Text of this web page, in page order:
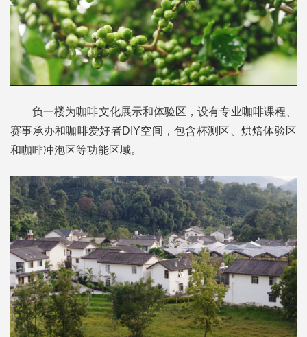
负一楼为咖啡文化展示和体验区，设有专业咖啡课程、
赛事承办和咖啡爱好者DIY空间，包含杯测区、烘焙体验区
和咖啡冲泡区等功能区域。